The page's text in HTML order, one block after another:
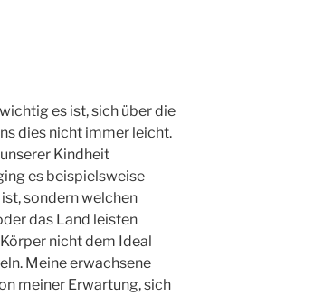
es ist, sich über die
dies nicht immer leicht.
Kindheit
es beispielsweise
sondern welchen
das Land leisten
nicht dem Ideal
Meine erwachsene
meiner Erwartung, sich